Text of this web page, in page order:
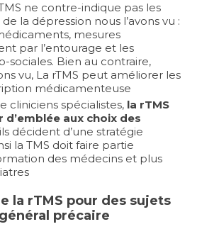
ne contre-indique pas les
la dépression nous l’avons vu :
mesures
par l’entourage et les
sociales. Bien au contraire,
vu, La rTMS peut améliorer les
médicamenteuse
cliniciens spécialistes, la rTMS
d’emblée aux choix des
décident d’une stratégie
la TMS doit faire partie
des médecins et plus
la rTMS pour des sujets
précaire